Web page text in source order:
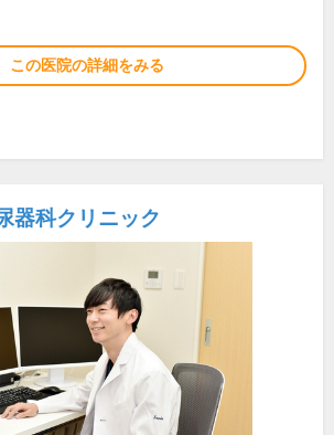
この医院の詳細をみる
器科クリニック